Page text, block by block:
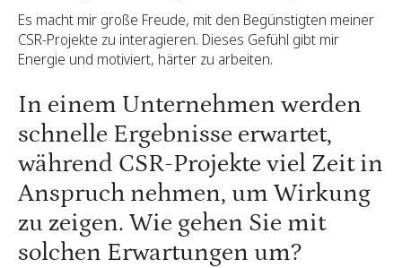
Es macht mir große Freude, mit den Begünstigten meiner
CSR-Projekte zu interagieren. Dieses Gefühl gibt mir
Energie und motiviert, härter zu arbeiten.
In einem Unternehmen werden
schnelle Ergebnisse erwartet,
während CSR-Projekte viel Zeit in
Anspruch nehmen, um Wirkung
zu zeigen. Wie gehen Sie mit
solchen Erwartungen um?